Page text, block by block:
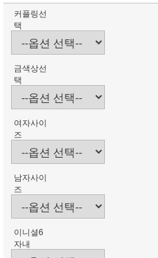
커플링선
택
금색상선
택
여자사이
즈
남자사이
즈
이니셜6
자내